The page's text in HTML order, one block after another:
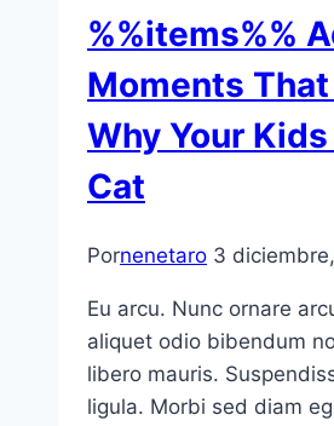
%%items%%
Moments
Why Your
Cat
Pornenetaro 3
Eu arcu. Nunc ornare
aliquet odio bibendum
libero mauris.
ligula. Morbi sed diam